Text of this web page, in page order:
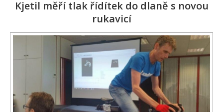
Kjetil měří tlak řídítek do dlaně s novou
rukavicí